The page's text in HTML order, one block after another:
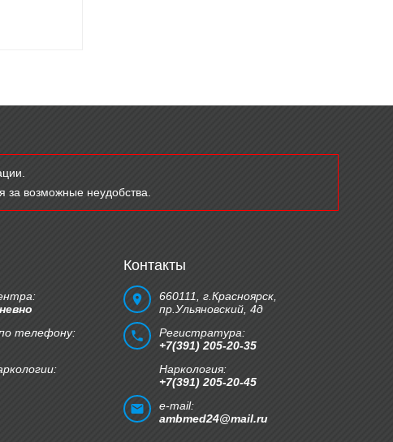
возможные неудобства.
телефону:
Контакты
660111, г.Красноярск,
пр.Ульяновский, 4д
Регистратура:
+7(391) 205-20-35
Наркология:
+7(391) 205-20-45
e-mail:
ambmed24@mail.ru